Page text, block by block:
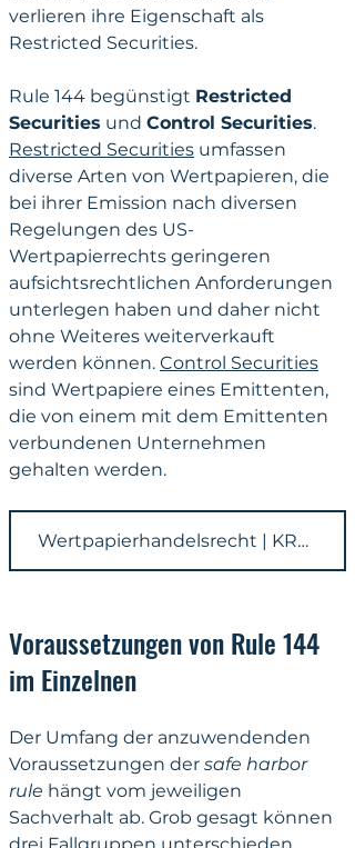
verlieren ihre Eigenschaft als
Restricted Securities.
Rule 144 begünstigt Restricted
Securities und Control Securities.
Restricted Securities umfassen
diverse Arten von Wertpapieren, die
bei ihrer Emission nach diversen
Regelungen des US-
Wertpapierrechts geringeren
aufsichtsrechtlichen Anforderungen
unterlegen haben und daher nicht
ohne Weiteres weiterverkauft
werden können. Control Securities
sind Wertpapiere eines Emittenten,
die von einem mit dem Emittenten
verbundenen Unternehmen
gehalten werden.
Wertpapierhandelsrecht | KRONSTEYN
Voraussetzungen von Rule 144
im Einzelnen
Der Umfang der anzuwendenden
Voraussetzungen der safe harbor
rule hängt vom jeweiligen
Sachverhalt ab. Grob gesagt können
drei Fallgruppen unterschieden